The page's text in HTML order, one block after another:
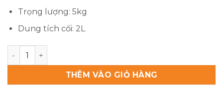
Trọng lượng: 5kg
Dung tích cối: 2L
Máy xay sinh tố Promix 919B số lượng
THÊM VÀO GIỎ HÀNG